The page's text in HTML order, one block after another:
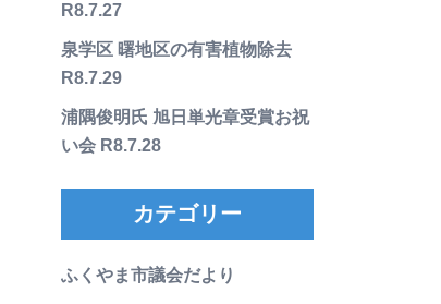
R8.7.27
泉学区 曙地区の有害植物除去
R8.7.29
浦隅俊明氏 旭日単光章受賞お祝
い会 R8.7.28
カテゴリー
ふくやま市議会だより